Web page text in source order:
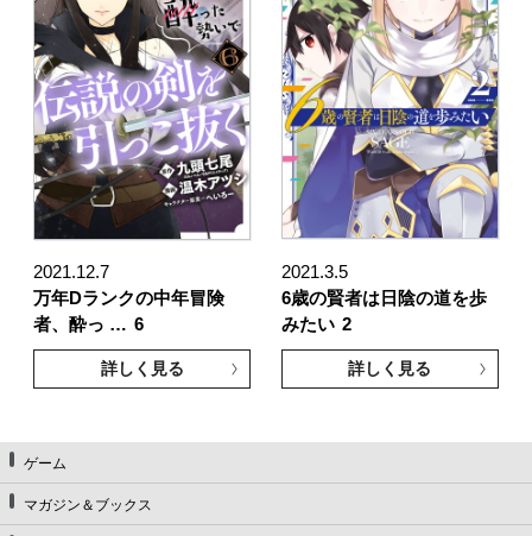
2021.12.7
万年Dランクの中年冒険
者、酔っ … 6
詳しく見る
2021.3.5
6歳の賢者は日陰の道を歩
みたい 2
詳しく見る
ゲーム
マガジン＆ブックス